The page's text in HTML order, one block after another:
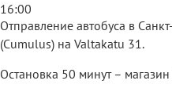
16:00
Отправление автобуса в
(Cumulus) на Valtakatu 31.
Остановка 50 минут –